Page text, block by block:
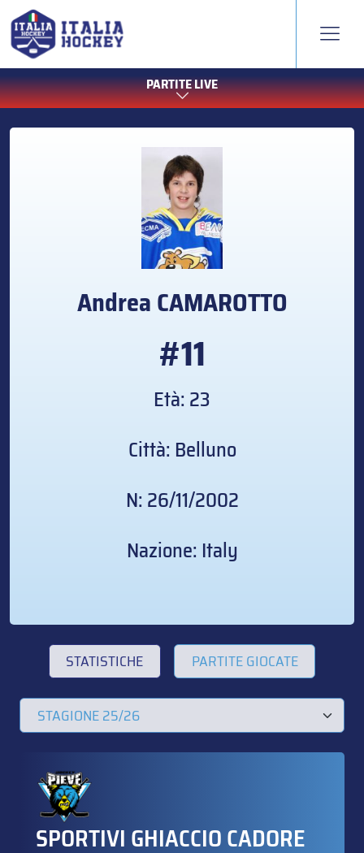
PARTITE LIVE
AndreaCAMAROTTO
#11
Età: 23
Città: Belluno
N: 26/11/2002
Nazione: Italy
STATISTICHE PARTITE GIOCATE
SPORTIVI GHIACCIO CADORE